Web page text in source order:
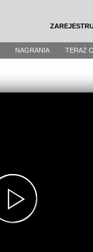
NAGRANIA TERAZ